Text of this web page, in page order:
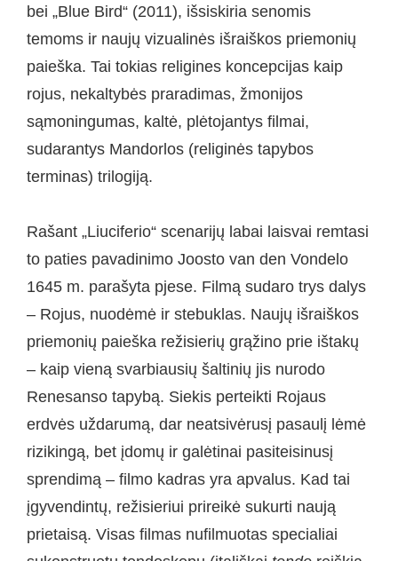
bei „Blue Bird“ (2011), išsiskiria senomis
temoms ir naujų vizualinės išraiškos priemonių
paieška. Tai tokias religines koncepcijas kaip
rojus, nekaltybės praradimas, žmonijos
sąmoningumas, kaltė, plėtojantys filmai,
sudarantys Mandorlos (religinės tapybos
terminas) trilogiją.
Rašant „Liuciferio“ scenarijų labai laisvai remtasi
to paties pavadinimo Joosto van den Vondelo
1645 m. parašyta pjese. Filmą sudaro trys dalys
– Rojus, nuodėmė ir stebuklas. Naujų išraiškos
priemonių paieška režisierių grąžino prie ištakų
– kaip vieną svarbiausių šaltinių jis nurodo
Renesanso tapybą. Siekis perteikti Rojaus
erdvės uždarumą, dar neatsivėrusį pasaulį lėmė
rizikingą, bet įdomų ir galėtinai pasiteisinusį
sprendimą – filmo kadras yra apvalus. Kad tai
įgyvendintų, režisieriui prireikė sukurti naują
prietaisą. Visas filmas nufilmuotas specialiai